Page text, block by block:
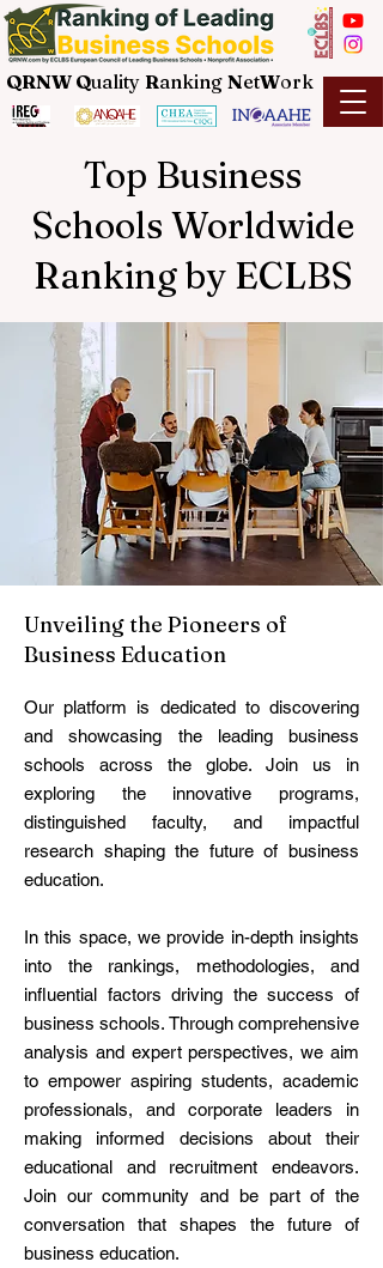
QRNW Quality Ranking NetWork
Top Business
Schools Worldwide
Ranking by ECLBS
Unveiling the Pioneers of
Business Education
Our platform is dedicated to discovering
and showcasing the leading business
schools across the globe. Join us in
exploring the innovative programs,
distinguished faculty, and impactful
research shaping the future of business
education.
In this space, we provide in-depth insights
into the rankings, methodologies, and
influential factors driving the success of
business schools. Through comprehensive
analysis and expert perspectives, we aim
to empower aspiring students, academic
professionals, and corporate leaders in
making informed decisions about their
educational and recruitment endeavors.
Join our community and be part of the
conversation that shapes the future of
business education.